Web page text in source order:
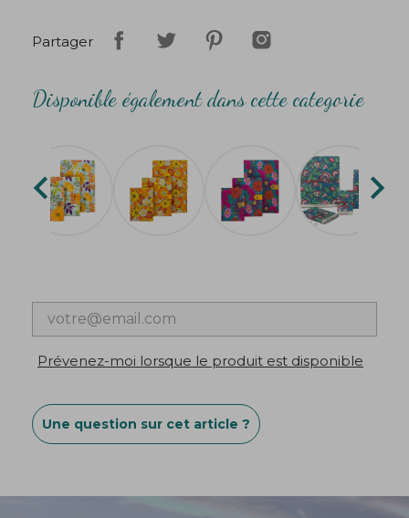
Partager
Disponible également dans cette categorie
 
Prévenez-moi lorsque le produit est disponible
Une question sur cet article ?